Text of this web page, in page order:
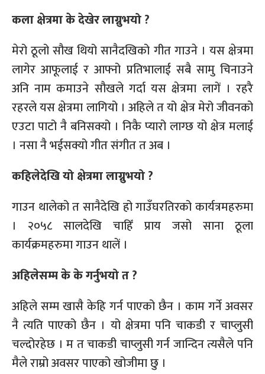
कला क्षेत्रमा के देखेर लाग्नुभयो ?
मेरो ठूलो सौख थियो सानैदखिको गीत गाउने । यस क्षेत्रमा
लागेर आफूलाई र आफ्नो प्रतिभालाई सबै सामु चिनाउने
अनि नाम कमाउने सौखले गर्दा यस क्षेत्रमा लागें । रहरै
रहरले यस क्षेत्रमा लागियो । अहिले त यो क्षेत्र मेरो जीवनको
एउटा पाटो नै बनिसक्यो । निकै प्यारो लाग्छ यो क्षेत्र मलाई
। नसा नै भईसक्यो गीत संगीत त अब ।
कहिलेदेखि यो क्षेत्रमा लाग्नुभयो ?
गाउन थालेको त सानैदेखि हो गाउँघरतिरको कार्यत्रमहरुमा
। २०५८ सालदेखि चाहिँ प्राय जसो साना ठूला
कार्यक्रमहरुमा गाउन थालें ।
अहिलेसम्म के के गर्नुभयो त ?
अहिले सम्म खासै केहि गर्न पाएको छैन । काम गर्ने अवसर
नै त्यति पाएको छैन । यो क्षेत्रमा पनि चाकडी र चाप्लुसी
चल्दोरहेछ । म त चाकडी चाप्लुसी गर्न जान्दिन त्यसैले पनि
मैले राम्रो अवसर पाएको खोजीमा छु ।